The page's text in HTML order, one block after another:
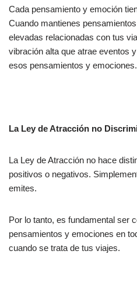
Cada pensamiento y emoción
Cuando mantienes
elevadas relacionadas con tus
vibración alta que atrae eventos
esos pensamientos y emociones.
La Ley de Atracción no
La Ley de Atracción no hace
positivos o negativos.
emites.
Por lo tanto, es fundamental ser
pensamientos y emociones en
cuando se trata de tus viajes.